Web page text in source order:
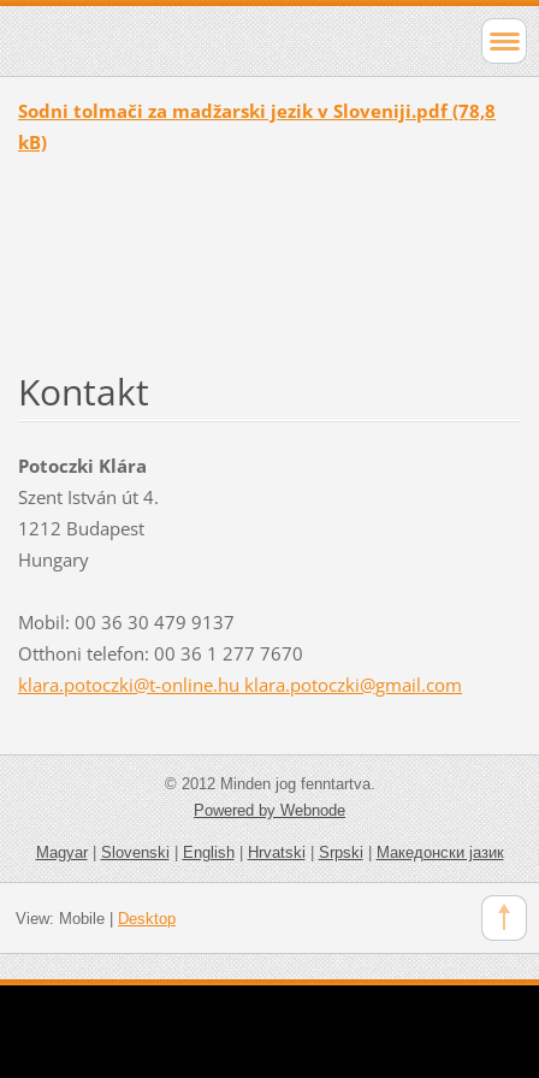
Sodni tolmači za madžarski jezik v Sloveniji.pdf (78,8
kB)
Kontakt
Potoczki Klára
Szent István út 4.
1212 Budapest
Hungary
Mobil: 00 36 30 479 9137
Otthoni telefon: 00 36 1 277 7670
klara.potoczki@t-online.hu klara.potoczki@gmail.com
© 2012 Minden jog fenntartva.
Powered by Webnode
Magyar|Slovenski|English|Hrvatski|Srpski|Македонски јазик
View: Mobile| Desktop